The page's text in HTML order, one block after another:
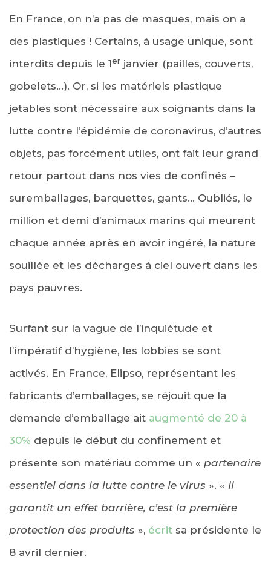
En France, on n’a pas de masques, mais on a
des plastiques ! Certains, à usage unique, sont
interdits depuis le 1er janvier (pailles, couverts,
gobelets…). Or, si les matériels plastique
jetables sont nécessaire aux soignants dans la
lutte contre l’épidémie de coronavirus, d’autres
objets, pas forcément utiles, ont fait leur grand
retour partout dans nos vies de confinés –
suremballages, barquettes, gants… Oubliés, le
million et demi d’animaux marins qui meurent
chaque année après en avoir ingéré, la nature
souillée et les décharges à ciel ouvert dans les
pays pauvres.
Surfant sur la vague de l’inquiétude et
l’impératif d’hygiène, les lobbies se sont
activés. En France, Elipso, représentant les
fabricants d’emballages, se réjouit que la
demande d’emballage ait augmenté de 20 à
30% depuis le début du confinement et
présente son matériau comme un « partenaire
essentiel dans la lutte contre le virus ». « Il
garantit un effet barrière, c’est la première
protection des produits », écrit sa présidente le
8 avril dernier.